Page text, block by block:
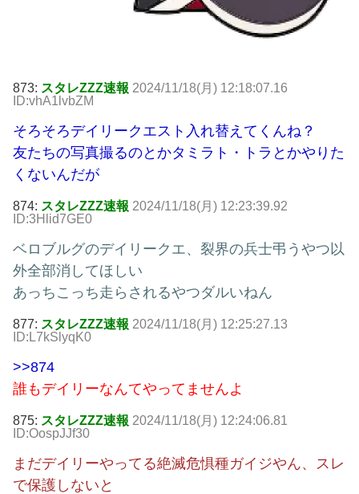
873: スタレZZZ速報 2024/11/18(月) 12:18:07.16
ID:vhA1lvbZM
そろそろデイリークエスト入れ替えてくんね？
友たちの写真撮るのとかタミラト・トラとかやりた
くないんだが
874: スタレZZZ速報 2024/11/18(月) 12:23:39.92
ID:3Hlid7GE0
ベロブルグのデイリークエ、裂界の兵士弔うやつ以
外全部消してほしい
あっちこっち走らされるやつダルいねん
877: スタレZZZ速報 2024/11/18(月) 12:25:27.13
ID:L7kSlyqK0
>>874
誰もデイリーなんてやってませんよ
875: スタレZZZ速報 2024/11/18(月) 12:24:06.81
ID:OospJJf30
まだデイリーやってる絶滅危惧種ガイジやん、スレ
で保護しないと